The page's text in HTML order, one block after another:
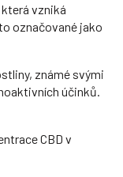
která vzniká
označované jako
známé svými
účinků.
CBD v